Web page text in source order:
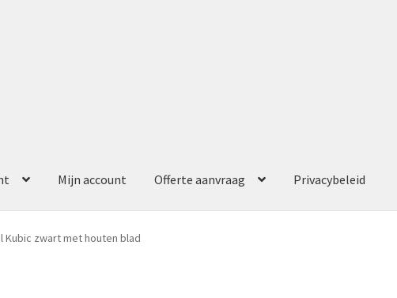
Mijn account Offerte aanvraag Privacybeleid
Offerte aanvraag Privacybeleid
Kubic zwart met houten blad